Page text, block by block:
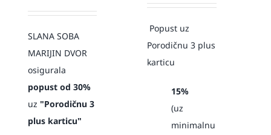
SLANA SOBA
MARIJIN DVOR
osigurala
popust od 30%
uz "Porodičnu 3
plus karticu"
Popust uz
Porodičnu 3 plus
karticu
15%
(uz
minimalnu